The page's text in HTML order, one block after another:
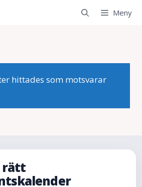
Meny
hittades som motsvarar
rätt